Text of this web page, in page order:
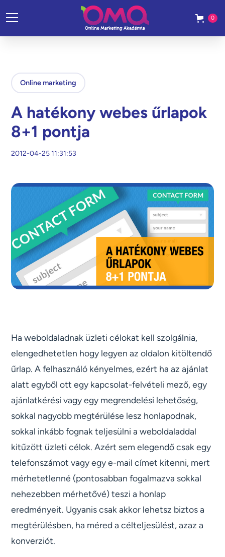
0
Online marketing
A hatékony webes űrlapok
8+1 pontja
2012-04-25 11:31:53
Ha weboldaladnak üzleti célokat kell szolgálnia,
elengedhetetlen hogy legyen az oldalon kitöltendő
űrlap. A felhasználó kényelmes, ezért ha az ajánlat
alatt egyből ott egy kapcsolat-felvételi mező, egy
ajánlatkérési vagy egy megrendelési lehetőség,
sokkal nagyobb megtérülése lesz honlapodnak,
sokkal inkább fognak teljesülni a weboldaladdal
kitűzött üzleti célok. Azért sem elegendő csak egy
telefonszámot vagy egy e-mail címet kitenni, mert
mérhetetlenné (pontosabban fogalmazva sokkal
nehezebben mérhetővé) teszi a honlap
eredményeit. Ugyanis csak akkor lehetsz biztos a
megtérülésben, ha méred a célteljesülést, azaz a
konverziót.